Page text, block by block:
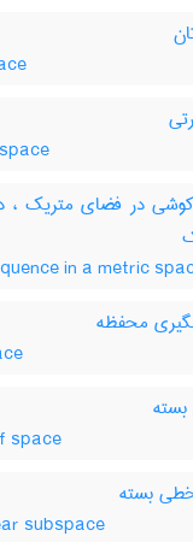
در فضای متریک ،
in a metric
محفظه
space
بسته
subspace